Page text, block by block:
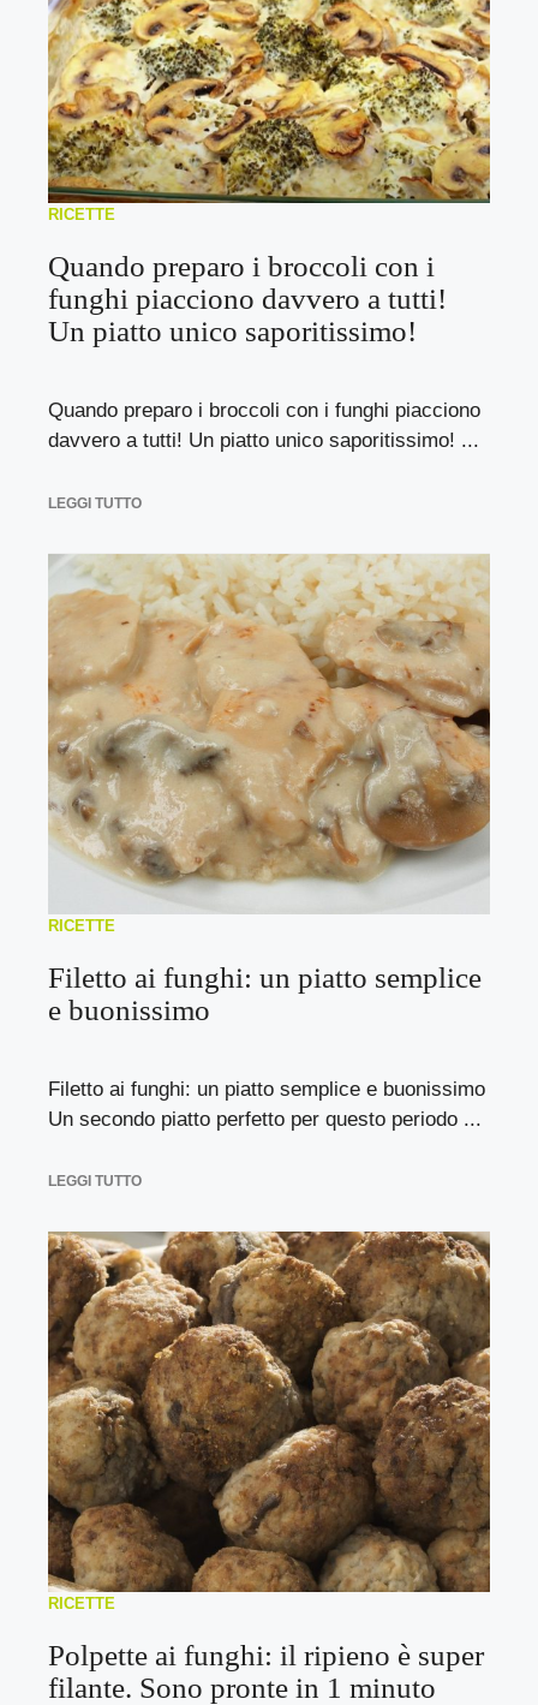
RICETTE
Quando preparo i broccoli con i
funghi piacciono davvero a tutti!
Un piatto unico saporitissimo!
Quando preparo i broccoli con i funghi piacciono
davvero a tutti! Un piatto unico saporitissimo! ...
LEGGI TUTTO
RICETTE
Filetto ai funghi: un piatto semplice
e buonissimo
Filetto ai funghi: un piatto semplice e buonissimo
Un secondo piatto perfetto per questo periodo ...
LEGGI TUTTO
RICETTE
Polpette ai funghi: il ripieno è super
filante. Sono pronte in 1 minuto